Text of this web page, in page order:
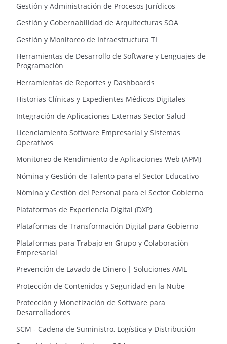
Gestión y Administración de Procesos Jurídicos
Gestión y Gobernabilidad de Arquitecturas SOA
Gestión y Monitoreo de Infraestructura TI
Herramientas de Desarrollo de Software y Lenguajes de
Programación
Herramientas de Reportes y Dashboards
Historias Clínicas y Expedientes Médicos Digitales
Integración de Aplicaciones Externas Sector Salud
Licenciamiento Software Empresarial y Sistemas
Operativos
Monitoreo de Rendimiento de Aplicaciones Web (APM)
Nómina y Gestión de Talento para el Sector Educativo
Nómina y Gestión del Personal para el Sector Gobierno
Plataformas de Experiencia Digital (DXP)
Plataformas de Transformación Digital para Gobierno
Plataformas para Trabajo en Grupo y Colaboración
Empresarial
Prevención de Lavado de Dinero | Soluciones AML
Protección de Contenidos y Seguridad en la Nube
Protección y Monetización de Software para
Desarrolladores
SCM - Cadena de Suministro, Logística y Distribución